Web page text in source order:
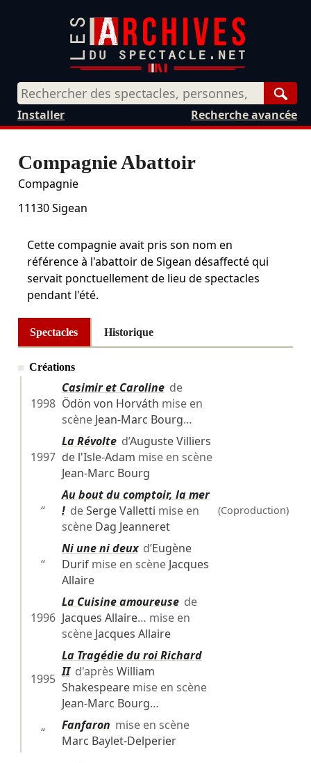
Recherche avancée
Installer
Compagnie Abattoir
Compagnie
11130 Sigean
Cette compagnie avait pris son nom en
référence à l'abattoir de Sigean désaffecté qui
servait ponctuellement de lieu de spectacles
pendant l'été.
Spectacles Historique
Créations
1998
Casimir et Carolinede
Ödön von Horváth mise en
scène Jean-Marc Bourg…
1997
La Révolted’Auguste Villiers
de l'Isle-Adam mise en scène
Jean-Marc Bourg
“
Au bout du comptoir, la mer
!deSerge Valletti mise en
scène Dag Jeanneret
(Coproduction)
“
Ni une ni deuxd’Eugène
Durifmise en scène Jacques
Allaire
1996
La Cuisine amoureusede
Jacques Allaire… mise en
scène Jacques Allaire
1995
La Tragédie du roi Richard
IId'après William
Shakespearemise en scène
Jean-Marc Bourg…
“
Fanfaron mise en scène
Marc Baylet-Delperier